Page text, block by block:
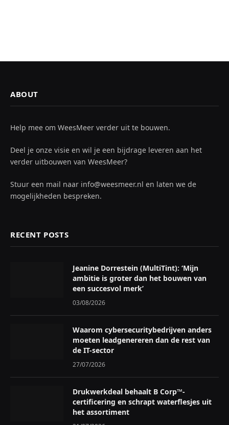
ABOUT
Help mee om WeesMeer verder uit te bouwen.
Deel je onze visie en wil je een bijdrage leveren aan het
verder uitbouwen van WeesMeer?
Stuur een mail naar info@weesmeer.nl en laten we de
mogelijkheden bespreken.
RECENT POSTS
Jeanine Dorrestein (MultiTint): ‘Mijn
ambitie is groter dan het bouwen van
een succesvol merk’
03/08/2026
Waarom cybersecuritybedrijven anders
moeten leadgenereren dan de rest van
de IT-sector
27/07/2026
Drukwerkdeal behaalt B Corp™-
certificering en schrapt waterflesjes uit
het assortiment